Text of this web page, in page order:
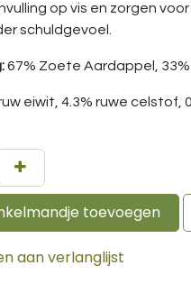
op vis en zorgen
schuldgevoel.
67% Zoete Aardappel, 33%
eiwit, 4.3% ruwe celstof,
toevoegen
aan verlanglijst